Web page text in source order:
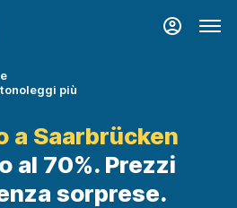
più
a Saarbrücken
al 70%. Prezzi
sorprese.